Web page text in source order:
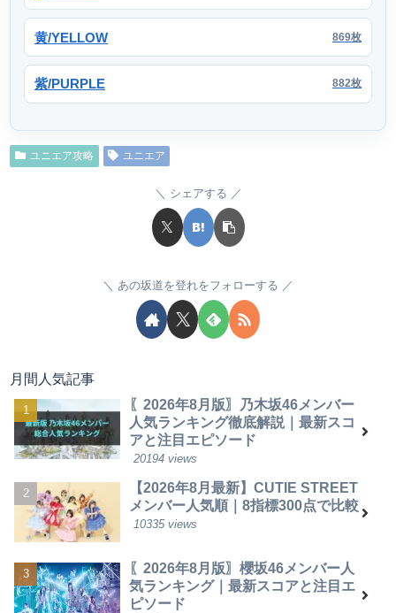
黄/YELLOW 869枚
紫/PURPLE 882枚
ユニエア攻略 ユニエア
シェアする
あの坂道を登れをフォローする
月間人気記事
〖2026年8月版〗乃木坂46メンバー
人気ランキング徹底解説｜最新スコ
アと注目エピソード
20194 views
【2026年8月最新】CUTIE STREET
メンバー人気順｜8指標300点で比較
10335 views
〖2026年8月版〗櫻坂46メンバー人
気ランキング｜最新スコアと注目エ
ピソード